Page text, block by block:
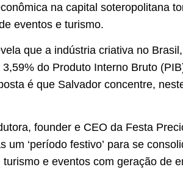
na capital soteropolitana
eventos e turismo.
que a indústria criativa no
do Produto Interno Bruto
é que Salvador concentre,
founder e CEO da Festa
‘período festivo’ para se
e eventos com geração de